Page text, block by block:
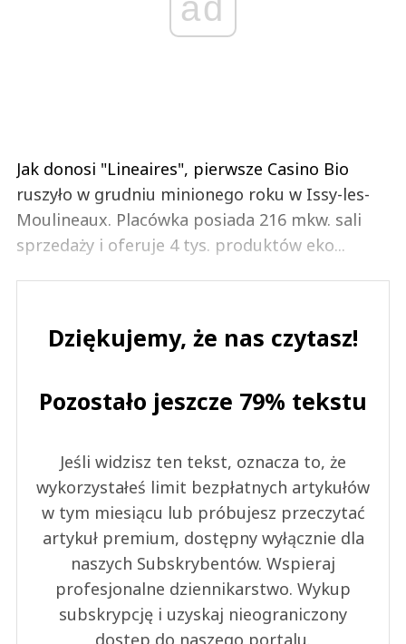
ad
Jak donosi "Lineaires", pierwsze Casino Bio
ruszyło w grudniu minionego roku w Issy-les-
Moulineaux. Placówka posiada 216 mkw. sali
sprzedaży i oferuje 4 tys. produktów eko...
Dziękujemy, że nas czytasz!
Pozostało jeszcze 79% tekstu
Jeśli widzisz ten tekst, oznacza to, że
wykorzystałeś limit bezpłatnych artykułów
w tym miesiącu lub próbujesz przeczytać
artykuł premium, dostępny wyłącznie dla
naszych Subskrybentów. Wspieraj
profesjonalne dziennikarstwo. Wykup
subskrypcję i uzyskaj nieograniczony
dostęp do naszego portalu.